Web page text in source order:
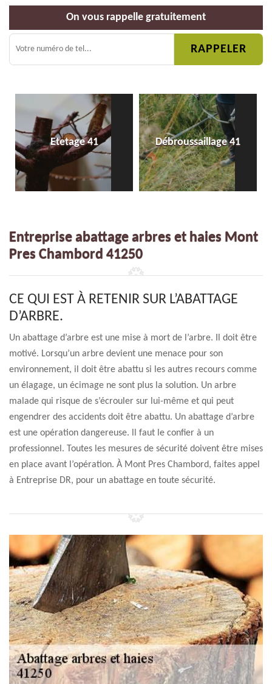
On vous rappelle gratuitement
Etetage 41 Débroussaillage 41
Entreprise abattage arbres et haies Mont
Pres Chambord 41250
CE QUI EST À RETENIR SUR L’ABATTAGE
D’ARBRE.
Un abattage d’arbre est une mise à mort de l’arbre. Il doit être
motivé. Lorsqu’un arbre devient une menace pour son
environnement, il doit être abattu si les autres recours comme
un élagage, un écimage ne sont plus la solution. Un arbre
malade qui risque de s’écrouler sur lui-même et qui peut
engendrer des accidents doit être abattu. Un abattage d’arbre
est une opération dangereuse. ll faut le confier à un
professionnel. Toutes les mesures de sécurité doivent être mises
en place avant l’opération. À Mont Pres Chambord, faites appel
à Entreprise DR, pour un abattage en toute sécurité.